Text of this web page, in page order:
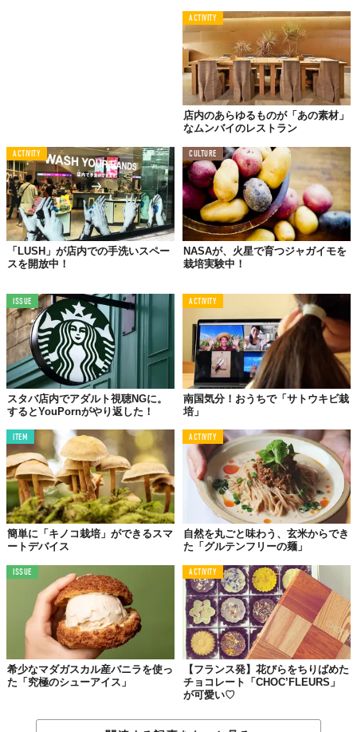
ACTIVITY
店内のあらゆるものが「あの素材」
なムンバイのレストラン
ACTIVITY
「LUSH」が店内での手洗いスペー
スを開放中！
CULTURE
NASAが、火星で育つジャガイモを
栽培実験中！
ISSUE
スタバ店内でアダルト視聴NGに。
するとYouPornがやり返した！
ACTIVITY
南国気分！おうちで「サトウキビ栽
培」
ITEM
簡単に「キノコ栽培」ができるスマ
ートデバイス
ACTIVITY
自然を丸ごと味わう、玄米からでき
た「グルテンフリーの麺」
ISSUE
希少なマダガスカル産バニラを使っ
た「究極のシューアイス」
ACTIVITY
【フランス発】花びらをちりばめた
チョコレート「CHOC’FLEURS」
が可愛い♡